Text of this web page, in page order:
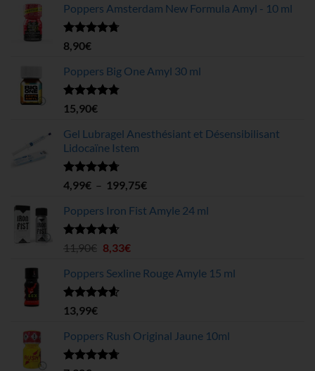
Poppers Amsterdam New Formula Amyl - 10 ml
Note4.68
sur 5
8,90€
Poppers Big One Amyl 30 ml
Note4.78
sur 5
15,90€
Gel Lubragel Anesthésiant et Désensibilisant
Lidocaïne Istem
Note4.70
sur 5
4,99€ – 199,75€Plage
prix :
Poppers Iron Fist Amyle 24 ml
Note4.63
11,90€ Le
initial
était :
8,33€Le
actuel
Poppers Sexline Rouge Amyle 15 ml
Note4.58
sur 5
13,99€
Poppers Rush Original Jaune 10ml